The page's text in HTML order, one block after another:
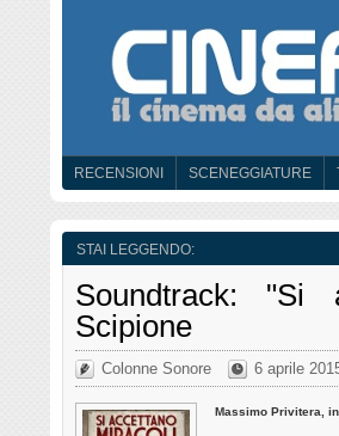
RECENSIONI SCENEGGIATURE
STAI LEGGENDO:
Soundtrack: "Si
Scipione
Colonne Sonore 6 aprile
Massimo Privitera,